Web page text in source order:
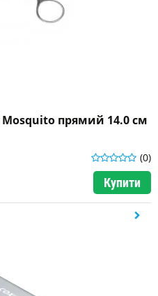
прямий 14.0 см
(0)
Купити